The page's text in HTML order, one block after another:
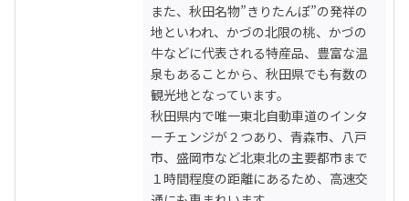
また、秋田名物”きりたんぽ”の発祥の
地といわれ、かづの北限の桃、かづの
牛などに代表される特産品、豊富な温
泉もあることから、秋田県でも有数の
観光地となっています。
秋田県内で唯一東北自動車道のインタ
ーチェンジが２つあり、青森市、八戸
市、盛岡市など北東北の主要都市まで
１時間程度の距離にあるため、高速交